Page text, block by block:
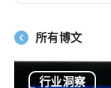
所有博文
行业洞察